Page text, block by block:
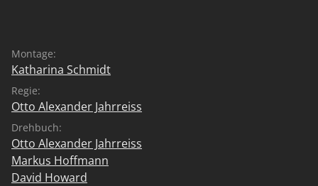
Montage:
Katharina Schmidt
Regie:
Otto Alexander Jahrreiss
Drehbuch:
Otto Alexander Jahrreiss
Markus Hoffmann
David Howard